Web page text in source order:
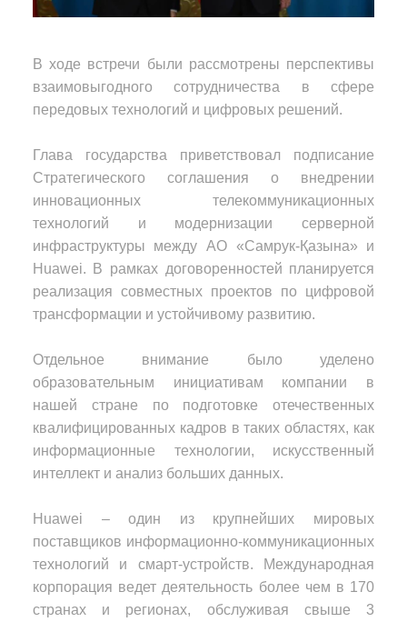
В ходе встречи были рассмотрены перспективы
взаимовыгодного сотрудничества в сфере
передовых технологий и цифровых решений.
Глава государства приветствовал подписание
Стратегического соглашения о внедрении
инновационных телекоммуникационных
технологий и модернизации серверной
инфраструктуры между АО «Самрук-Қазына» и
Huawei. В рамках договоренностей планируется
реализация совместных проектов по цифровой
трансформации и устойчивому развитию.
Отдельное внимание было уделено
образовательным инициативам компании в
нашей стране по подготовке отечественных
квалифицированных кадров в таких областях, как
информационные технологии, искусственный
интеллект и анализ больших данных.
Huawei – один из крупнейших мировых
поставщиков информационно-коммуникационных
технологий и смарт-устройств. Международная
корпорация ведет деятельность более чем в 170
странах и регионах, обслуживая свыше 3